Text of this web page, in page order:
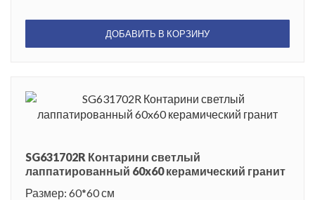
ДОБАВИТЬ В КОРЗИНУ
SG631702R Контарини светлый
лаппатированный 60x60 керамический гранит
Размер: 60*60 см